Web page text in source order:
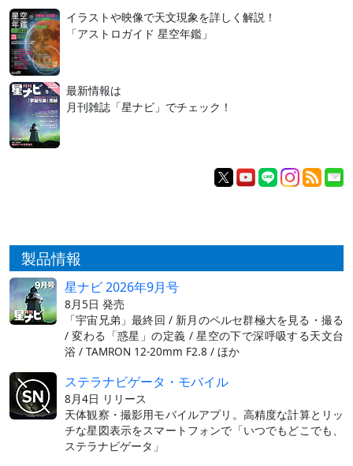
イラストや映像で天文現象を詳しく解説！
「アストロガイド 星空年鑑」
最新情報は
月刊雑誌「星ナビ」でチェック！
製品情報
星ナビ 2026年9月号
8月5日 発売
「宇宙兄弟」最終回 / 新月のペルセ群極大を見る・撮る
/ 変わる「惑星」の定義 / 星空の下で深呼吸する天文台
浴 / TAMRON 12-20mm F2.8 / ほか
ステラナビゲータ・モバイル
8月4日 リリース
天体観察・撮影用モバイルアプリ。高精度な計算とリッ
チな星図表示をスマートフォンで「いつでもどこでも、
ステラナビゲータ」